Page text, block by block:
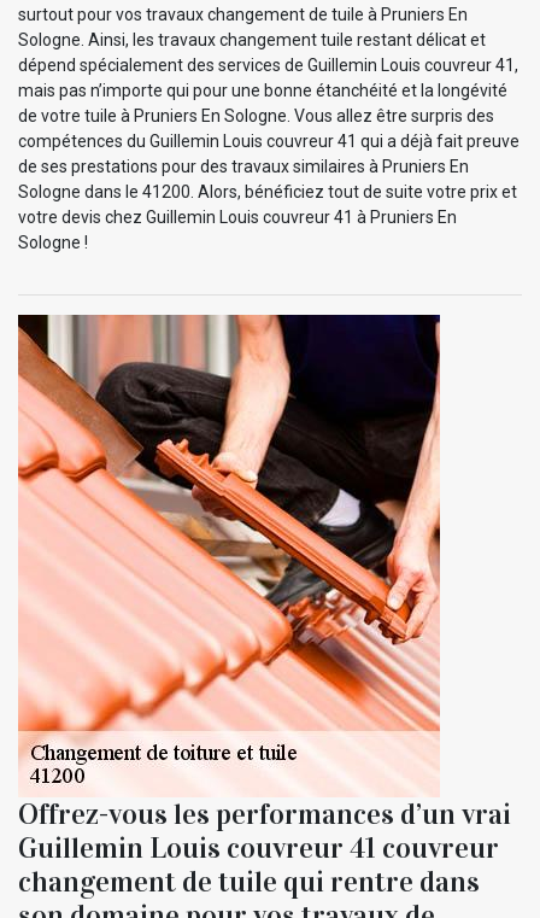
surtout pour vos travaux changement de tuile à Pruniers En
Sologne. Ainsi, les travaux changement tuile restant délicat et
dépend spécialement des services de Guillemin Louis couvreur 41,
mais pas n’importe qui pour une bonne étanchéité et la longévité
de votre tuile à Pruniers En Sologne. Vous allez être surpris des
compétences du Guillemin Louis couvreur 41 qui a déjà fait preuve
de ses prestations pour des travaux similaires à Pruniers En
Sologne dans le 41200. Alors, bénéficiez tout de suite votre prix et
votre devis chez Guillemin Louis couvreur 41 à Pruniers En
Sologne !
Offrez-vous les performances d’un vrai
Guillemin Louis couvreur 41 couvreur
changement de tuile qui rentre dans